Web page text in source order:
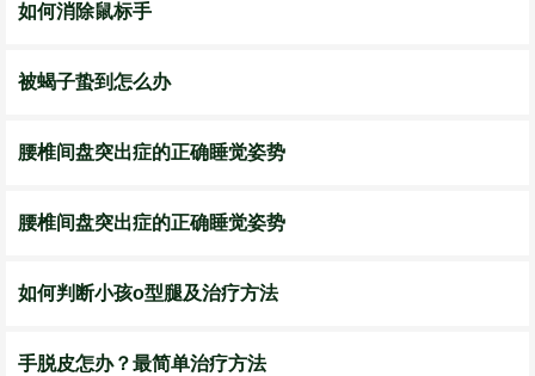
如何消除鼠标手
被蝎子蛰到怎么办
腰椎间盘突出症的正确睡觉姿势
腰椎间盘突出症的正确睡觉姿势
如何判断小孩o型腿及治疗方法
手脱皮怎办？最简单治疗方法